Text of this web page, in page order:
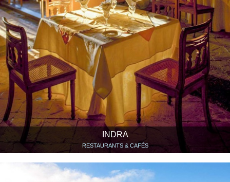
INDRA
RESTAURANTS & CAFÉS